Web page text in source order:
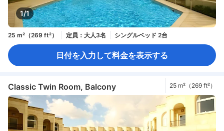
1/1
25 m²（269 ft²） 定員：大人3名 シングルベッド 2台
日付を入力して料金を表示する
Classic Twin Room, Balcony 25 m²（269 ft²）